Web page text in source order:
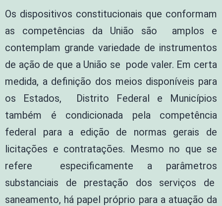
Os dispositivos constitucionais que conformam
as competências da União são amplos e
contemplam grande variedade de instrumentos
de ação de que a União se pode valer. Em certa
medida, a definição dos meios disponíveis para
os Estados, Distrito Federal e Municípios
também é condicionada pela competência
federal para a edição de normas gerais de
licitações e contratações. Mesmo no que se
refere especificamente a parâmetros
substanciais de prestação dos serviços de
saneamento, há papel próprio para a atuação da